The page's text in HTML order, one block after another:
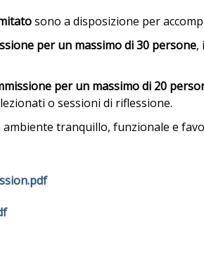
sono a disposizione per
per un massimo di 30 persone,
per un massimo di 20
o sessioni di riflessione.
tranquillo, funzionale e